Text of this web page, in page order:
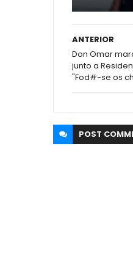
ANTERIOR
Don Omar
junto a
"Fod#-se os
POST